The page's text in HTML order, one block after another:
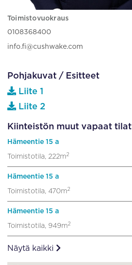
Toimistovuokraus
0108368400
info.fi@cushwake.com
Pohjakuvat / Esitteet
Liite 1
Liite 2
Kiinteistön muut vapaat tilat
Hämeentie 15 a
Toimistotila, 222m 2
Hämeentie 15 a
Toimistotila, 470m 2
Hämeentie 15 a
Toimistotila, 949m 2
Näytä kaikki